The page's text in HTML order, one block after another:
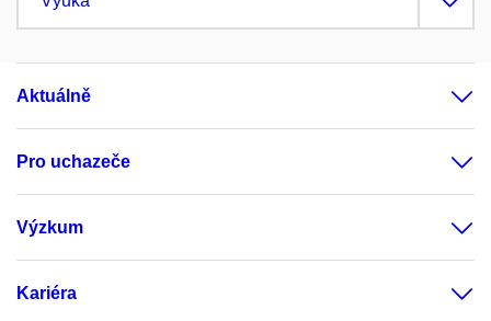
Aktuálně
Pro uchazeče
Výzkum
Kariéra